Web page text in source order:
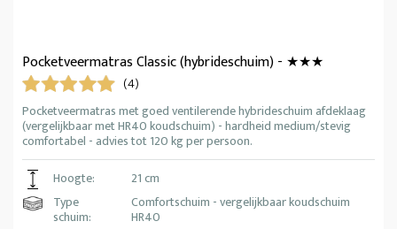
Pocketveermatras Classic (hybrideschuim) - ★★★
(4)
Pocketveermatras met goed ventilerende hybrideschuim afdeklaag
(vergelijkbaar met HR40 koudschuim) - hardheid medium/stevig
comfortabel - advies tot 120 kg per persoon.
Hoogte:
21 cm
Type
schuim:
Comfortschuim - vergelijkbaar koudschuim
HR40